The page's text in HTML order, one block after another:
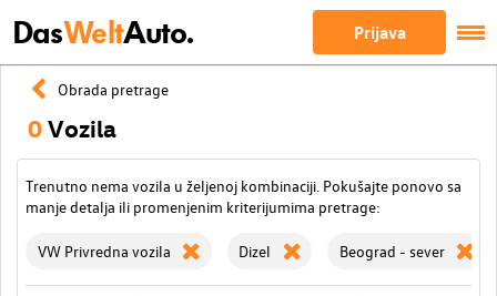
DasWeltAuto. Prijava
Obrada pretrage
0Vozila
Trenutno nema vozila u željenoj kombinaciji. Pokušajte ponovo sa
manje detalja ili promenjenim kriterijumima pretrage:
VW Privredna vozila Dizel Beograd - sever